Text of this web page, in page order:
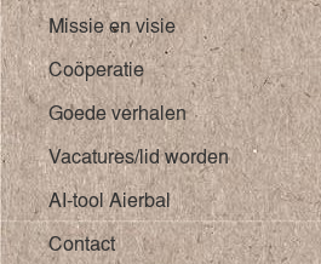
Missie en visie
Coöperatie
Goede verhalen
Vacatures/lid worden
AI-tool Aierbal
Contact